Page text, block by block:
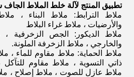
تطبيق المنتج لآلة خلط الملاط الجاف
ملاط الترابط: ملاط ​​البناء ،
والأرضيات ، ملاط ​​غراء البلاط
ملاط الديكور: الجص الزخرفية ،
والخارجي ، ملاط ​​الزخرفة الملونة.
ملاط الحماية: ملاط ​​مقاوم للماء ،
ذاتي التسوية ، ملاط ​​مقاوم
ملاط ​​عازل للصوت ، ملاط ​​إصلاح ،